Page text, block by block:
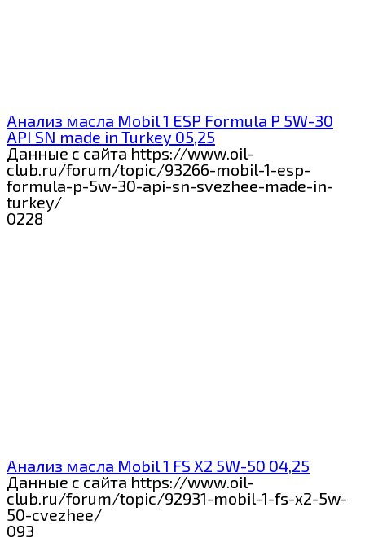
Анализ масла Mobil 1 ESP Formula P 5W-30
API SN made in Turkey 05,25
Данные с сайта https://www.oil-
club.ru/forum/topic/93266-mobil-1-esp-
formula-p-5w-30-api-sn-svezhee-made-in-
turkey/
0228
Анализ масла Mobil 1 FS X2 5W-50 04,25
Данные с сайта https://www.oil-
club.ru/forum/topic/92931-mobil-1-fs-x2-5w-
50-cvezhee/
093